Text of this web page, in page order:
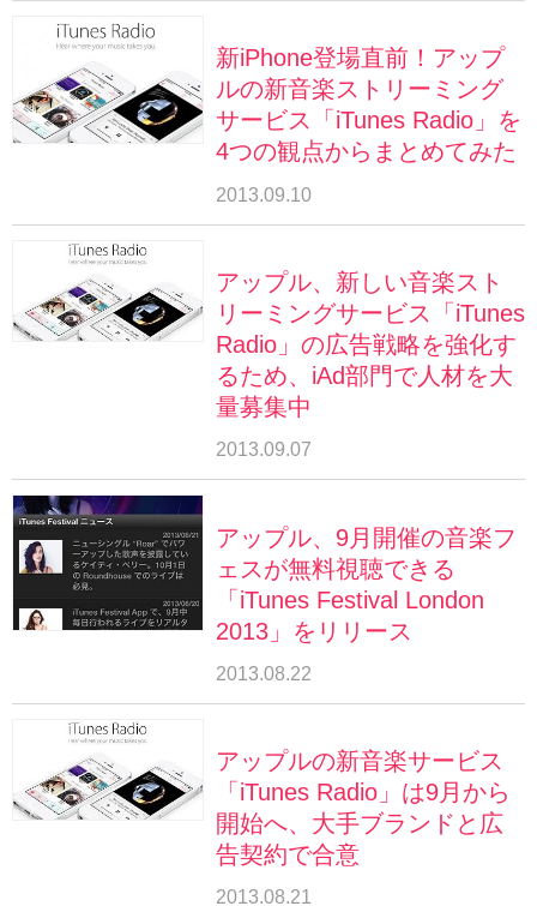
新iPhone登場直前！アップ
ルの新音楽ストリーミング
サービス「iTunes Radio」を
4つの観点からまとめてみた
2013.09.10
アップル、新しい音楽スト
リーミングサービス「iTunes
Radio」の広告戦略を強化す
るため、iAd部門で人材を大
量募集中
2013.09.07
アップル、9月開催の音楽フ
ェスが無料視聴できる
「iTunes Festival London
2013」をリリース
2013.08.22
アップルの新音楽サービス
「iTunes Radio」は9月から
開始へ、大手ブランドと広
告契約で合意
2013.08.21